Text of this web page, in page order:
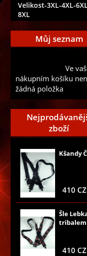
Velikost-3XL-4XL-
8XL
Můj seznam
Ve
nákupním košíku
žádná položka
zboží
Kšandy
410
Šle
410